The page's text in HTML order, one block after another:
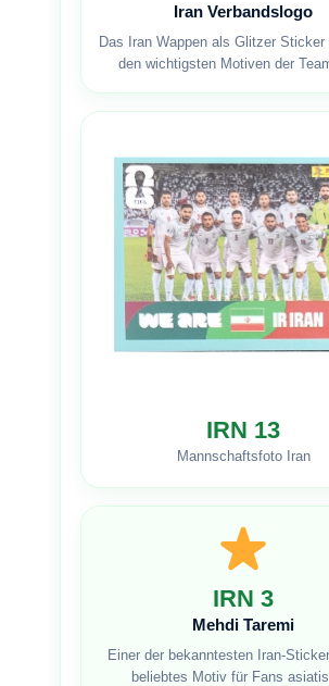
Iran Verbandslogo
Das Iran Wappen als Glitzer Sticker
den wichtigsten Motiven der
IRN 13
Mannschaftsfoto Iran
IRN 3
Mehdi Taremi
Einer der bekanntesten Iran-
beliebtes Motiv für Fans